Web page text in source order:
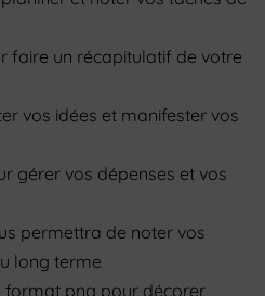
faire un récapitulatif de votre
vos idées et manifester vos
gérer vos dépenses et vos
permettra de noter vos
long terme
format png pour décorer